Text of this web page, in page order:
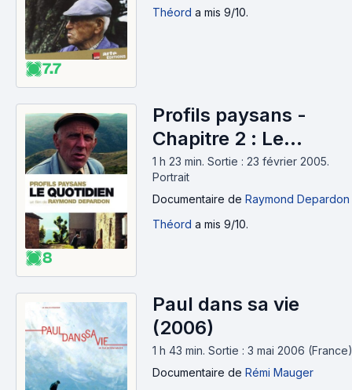
7.7
Théord a mis 9/10.
8
Profils paysans -
Chapitre 2 : Le
Quotidien (2005)
1 h 23 min. Sortie : 23 février 2005.
Portrait
Documentaire de Raymond Depardon
Théord a mis 9/10.
Paul dans sa vie
(2006)
1 h 43 min. Sortie : 3 mai 2006
Documentaire de Rémi Mauger